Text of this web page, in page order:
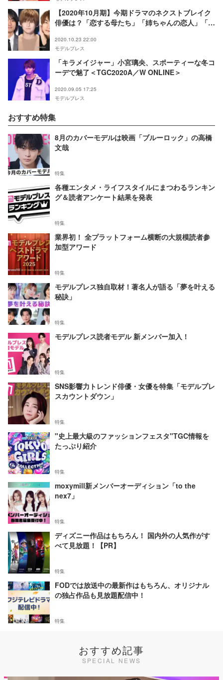
【2020年10月期】今期ドラマのネクストブレイク
俳優は？「恋する母たち」「姉ちゃんの恋人」「先
2020.10.23 22:00
モデルプレス
「キラメイジャー」小宮璃央、スポーティーな冬コ
ーデで魅了＜TGC2020A／W ONLINE＞
2020.09.05 17:25
モデルプレス
おすすめ特集
8月のカバーモデルは映画「ブルーロック」の高橋
文哉
特集
各種エンタメ・ライフスタイルにまつわるランキン
グ＆読者アンケート結果を発表
特集
業界初！ 全プラットフォーム横断の大規模読者参
加型アワード
特集
モデルプレス独自取材！著名人が語る「夢を叶える
秘訣」
特集
モデルプレス読者モデル 新メンバー加入！
特集
SNS影響力トレンド俳優・女優を特集「モデルプレ
スカウントダウン」
特集
"史上最大級のファッションフェスタ"TGC情報を
たっぷり紹介
特集
moxymill新メンバーオーディション「to the
nex7」
特集
ディズニー作品はもちろん！ 国内外の人気作がす
べて見放題！【PR】
特集
FODでは放送中の最新作はもちろん、オリジナル
の独占作品も見放題配信中！
特集
おすすめ記事
SPECIAL NEWS